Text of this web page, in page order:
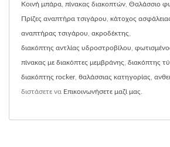
Κοινή μπάρα πίνακας διακοπτών Θαλάσσιο
Πρίζες αναπτήρα τσιγάρου κάτοχος
αναπτήρας τσιγάρου ακροδέκτης
διακόπτης αντλίας υδροστροβίλου
πίνακας με διακόπτες μεμβράνης διακόπτης
διακόπτης rocker, θαλάσσιας κατηγορίας
διστάσετε να Επικοινωνήσετε μαζί μας